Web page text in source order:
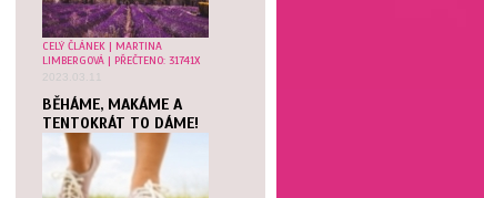
CELÝ ČLÁNEK | MARTINA
LIMBERGOVÁ | PŘEČTENO: 31741X
2023.03.11
BĚHÁME, MAKÁME A
TENTOKRÁT TO DÁME!